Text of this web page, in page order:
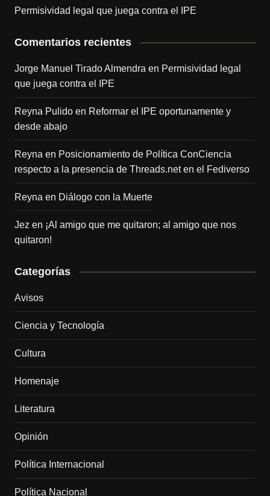
Permisividad legal que juega contra el IPE
Comentarios recientes
Jorge Manuel Tirado Almendra en Permisividad legal
que juega contra el IPE
Reyna Pulidoen Reformar el IPE oportunamente y
desde abajo
Reyna en Posicionamiento de Política ConCiencia
respecto a la presencia de Threads.net en el Fediverso
Reyna en Diálogo con la Muerte
Jez en ¡Al amigo que me quitaron; al amigo que nos
quitaron!
Categorías
Avisos
Ciencia y Tecnología
Cultura
Homenaje
Literatura
Opinión
Política Internacional
Política Nacional